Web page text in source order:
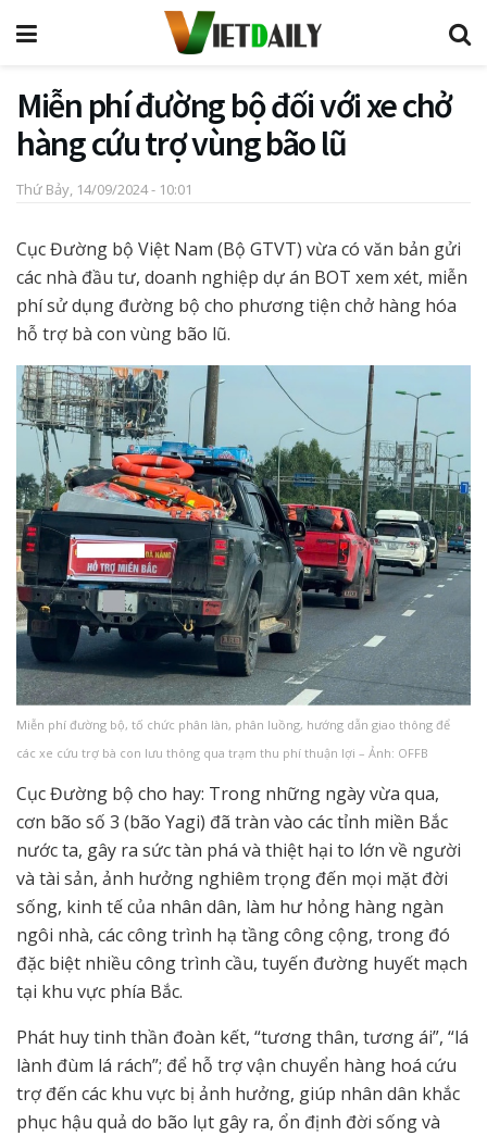
Miễn phí đường bộ đối với xe chở
hàng cứu trợ vùng bão lũ
Thứ Bảy, 14/09/2024 - 10:01
Cục Đường bộ Việt Nam (Bộ GTVT) vừa có văn bản gửi
các nhà đầu tư, doanh nghiệp dự án BOT xem xét, miễn
phí sử dụng đường bộ cho phương tiện chở hàng hóa
hỗ trợ bà con vùng bão lũ.
Miễn phí đường bộ, tố chức phân làn, phân luồng, hướng dẫn giao thông để
các xe cứu trợ bà con lưu thông qua trạm thu phí thuận lợi – Ảnh: OFFB
Cục Đường bộ cho hay: Trong những ngày vừa qua,
cơn bão số 3 (bão Yagi) đã tràn vào các tỉnh miền Bắc
nước ta, gây ra sức tàn phá và thiệt hại to lớn về người
và tài sản, ảnh hưởng nghiêm trọng đến mọi mặt đời
sống, kinh tế của nhân dân, làm hư hỏng hàng ngàn
ngôi nhà, các công trình hạ tầng công cộng, trong đó
đặc biệt nhiều công trình cầu, tuyến đường huyết mạch
tại khu vực phía Bắc.
Phát huy tinh thần đoàn kết, “tương thân, tương ái”, “lá
lành đùm lá rách”; để hỗ trợ vận chuyển hàng hoá cứu
trợ đến các khu vực bị ảnh hưởng, giúp nhân dân khắc
phục hậu quả do bão lụt gây ra, ổn định đời sống và